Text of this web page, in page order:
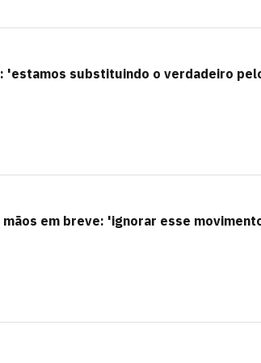
'estamos substituindo o verdadeiro
em breve: 'ignorar esse